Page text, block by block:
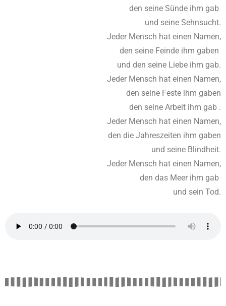
den seine Sünde ihm gab
und seine Sehnsucht.
Jeder Mensch hat einen Namen,
den seine Feinde ihm gaben
und den seine Liebe ihm gab.
Jeder Mensch hat einen Namen,
den seine Feste ihm gaben
den seine Arbeit ihm gab .
Jeder Mensch hat einen Namen,
den die Jahreszeiten ihm gaben
und seine Blindheit.
Jeder Mensch hat einen Namen,
den das Meer ihm gab
und sein Tod.